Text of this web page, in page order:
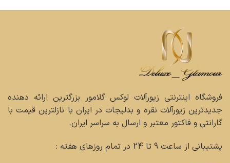
فروشگاه اینترنتی زیورآلات لوکس گلامور بزرگترین ارائه دهنده
جدیدترین زیورآلات نقره و بدلیجات در ایران با نازلترین قیمت با
گارانتی و فاکتور معتبر و ارسال به سراسر ایران.
پشتیبانی از ساعت 9 تا 24 در تمام روزهای هفته :